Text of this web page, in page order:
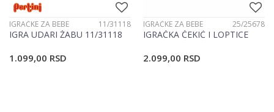
IGRAČKE ZA BEBE 11/31118
IGRA UDARI ŽABU 11/31118
1.099,00 RSD
IGRAČKE ZA BEBE 25/25678
IGRAČKA ČEKIĆ I LOPTICE
2.099,00 RSD